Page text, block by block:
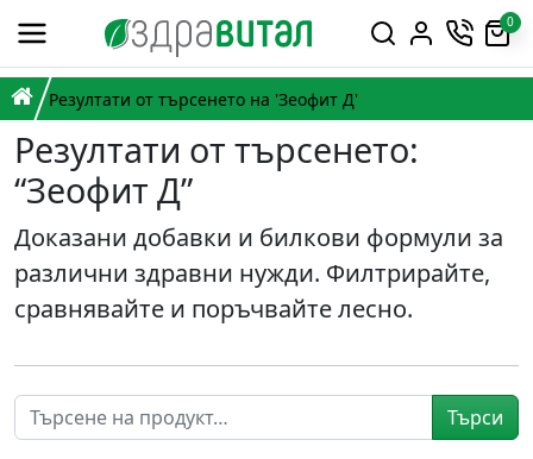
Премини към съдържанието
Горна навигация
0
Главна навигация
НАЧАЛО
Резултати от търсенето на 'Зеофит Д'
Резултати от търсенето:
“Зеофит Д”
Доказани добавки и билкови формули за
различни здравни нужди. Филтрирайте,
сравнявайте и поръчвайте лесно.
Търси